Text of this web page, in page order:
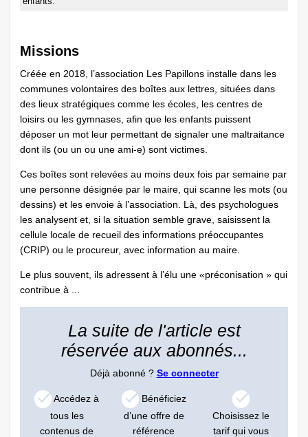
Missions
Créée en 2018, l’association Les Papillons installe dans les
communes volontaires des boîtes aux lettres, situées dans
des lieux stratégiques comme les écoles, les centres de
loisirs ou les gymnases, afin que les enfants puissent
déposer un mot leur permettant de signaler une maltraitance
dont ils (ou un ou une ami-e) sont victimes.
Ces boîtes sont relevées au moins deux fois par semaine par
une personne désignée par le maire, qui scanne les mots (ou
dessins) et les envoie à l’association. Là, des psychologues
les analysent et, si la situation semble grave, saisissent la
cellule locale de recueil des informations préoccupantes
(CRIP) ou le procureur, avec information au maire.
Le plus souvent, ils adressent à l’élu une «préconisation » qui
contribue à ...
La suite de l'article est
réservée aux abonnés...
Déjà abonné ? Se connecter
Accédez à
tous les
contenus de
Bénéficiez
d’une offre de
référence
Choisissez le
tarif qui vous